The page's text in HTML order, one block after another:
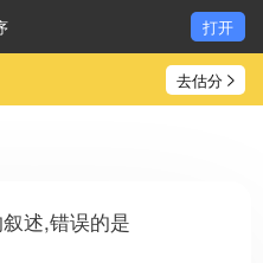
打开
去估分
述,错误的是